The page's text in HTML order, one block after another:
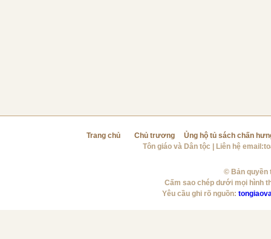
Trang chủ Chủ trương
Ủng hộ tủ sách chấn
Tôn giáo và Dân tộc | Liên hệ email:
© Bản quyền
Cấm sao chép dưới mọi hình
Yêu cầu ghi rõ nguồn: